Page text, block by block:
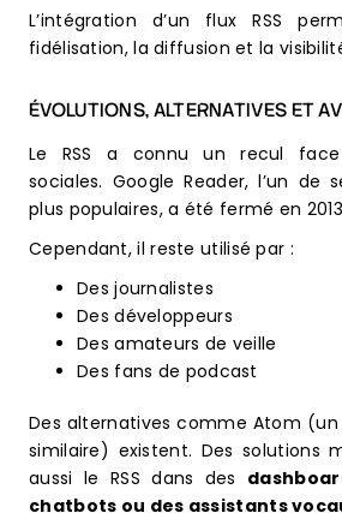
L’intégration d’un flux RSS
fidélisation, la diffusion et la
ÉVOLUTIONS, ALTERNATIVES ET
Le RSS a connu un recul
sociales. Google Reader, l’un de
plus populaires, a été fermé en
Cependant, il reste utilisé par :
Des journalistes
Des développeurs
Des amateurs de veille
Des fans de podcast
Des alternatives comme Atom
similaire) existent. Des solutions
aussi le RSS dans des
chatbots ou des assistants